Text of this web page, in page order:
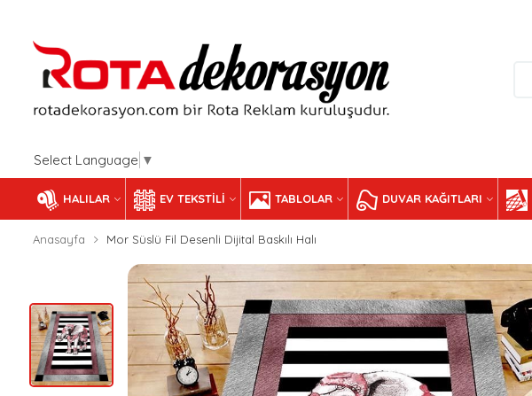
Select Language ▼
HALILAR EV TEKSTILI TABLOLAR DUVAR KAĞITLARI
Anasayfa Mor Süslü Fil Desenli Dijital Baskılı Halı